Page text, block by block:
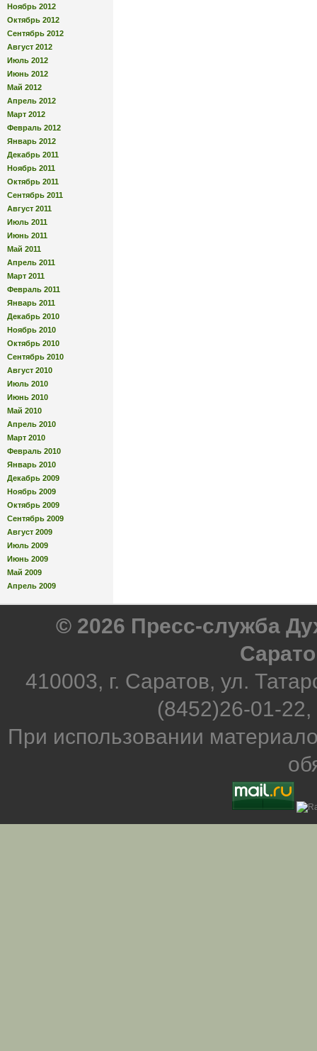
Ноябрь 2012
Октябрь 2012
Сентябрь 2012
Август 2012
Июль 2012
Июнь 2012
Май 2012
Апрель 2012
Март 2012
Февраль 2012
Январь 2012
Декабрь 2011
Ноябрь 2011
Октябрь 2011
Сентябрь 2011
Август 2011
Июль 2011
Июнь 2011
Май 2011
Апрель 2011
Март 2011
Февраль 2011
Январь 2011
Декабрь 2010
Ноябрь 2010
Октябрь 2010
Сентябрь 2010
Август 2010
Июль 2010
Июнь 2010
Май 2010
Апрель 2010
Март 2010
Февраль 2010
Январь 2010
Декабрь 2009
Ноябрь 2009
Октябрь 2009
Сентябрь 2009
Август 2009
Июль 2009
Июнь 2009
Май 2009
Апрель 2009
© 2026 Пресс-служба
410003, г. Саратов, ул.
(8452)26-01-
При использовании